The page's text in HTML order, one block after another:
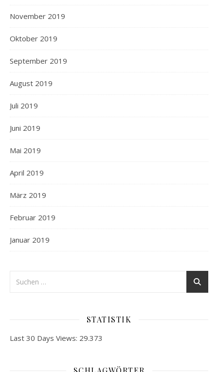
November 2019
Oktober 2019
September 2019
August 2019
Juli 2019
Juni 2019
Mai 2019
April 2019
März 2019
Februar 2019
Januar 2019
STATISTIK
Last 30 Days Views: 29.373